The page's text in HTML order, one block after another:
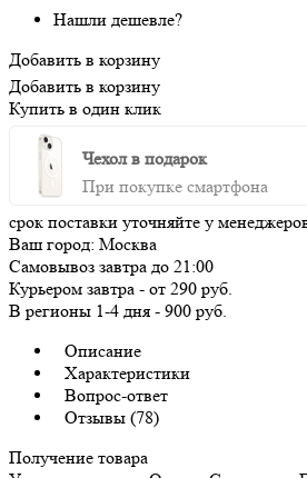
Нашли дешевле?
Добавить в корзину
Добавить в корзину
Купить в один клик
Чехол в подарок
При покупке смартфона
срок поставки уточняйте у
Ваш город: Москва
Самовывоз завтра до 21:00
Курьером завтра - от 290 руб.
В регионы 1-4 дня - 900 руб.
Описание
Характеристики
Вопрос-ответ
Отзывы (78)
Получение товара